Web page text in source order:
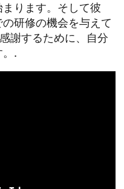
ります。そして彼
研修の機会を与えて
謝するために、自分
。.